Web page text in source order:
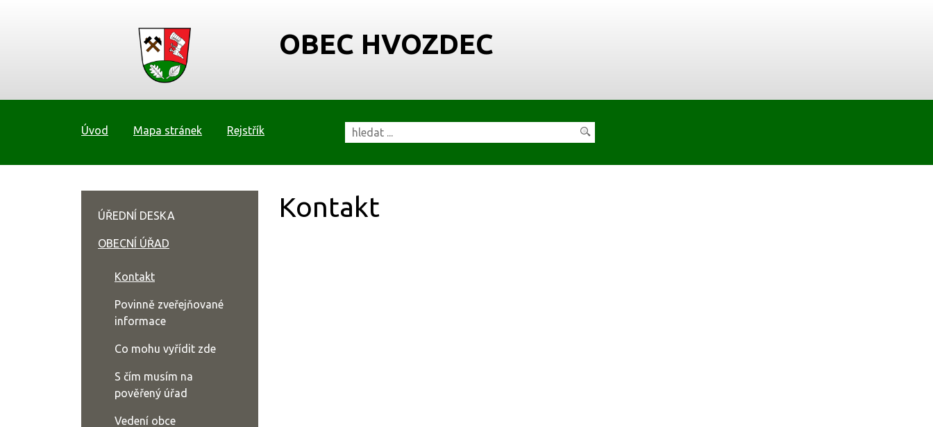
OBEC HVOZDEC
Úvod Mapa stránek Rejstřík
Kontakt
ÚŘEDNÍ DESKA
OBECNÍ ÚŘAD
Kontakt
Povinně zveřejňované
informace
Co mohu vyřídit zde
S čím musím na
pověřený úřad
Vedení obce